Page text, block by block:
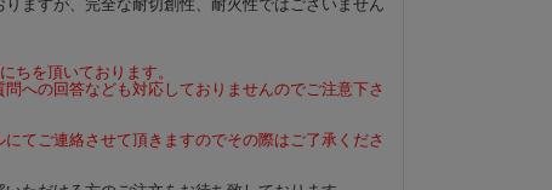
ますが、完全な耐切創性、耐火性ではございません
ちを頂いております。
への回答なども対応しておりませんのでご注意下さ
てご連絡させて頂きますのでその際はご了承くださ